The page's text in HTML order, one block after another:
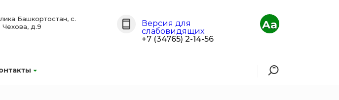
Башкортостан, с.
Чехова, д.9
Версия для
слабовидящих
+7 (34765) 2-14-56
Aa